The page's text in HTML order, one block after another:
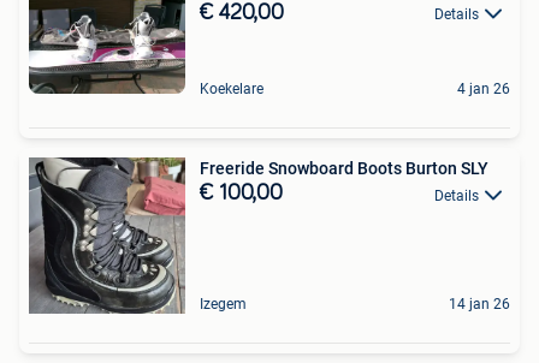
€ 420,00 Details
Koekelare 4 jan 26
Freeride Snowboard Boots Burton SLY
€ 100,00 Details
Izegem 14 jan 26